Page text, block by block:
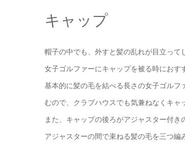
キャップ
帽子の中でも、外すと髪の乱れが目立って
女子ゴルファーにキャップを被る時におす
基本的に髪の毛を結べる長さの女子ゴル
むので、クラブハウスでも気兼ねなくキャ
また、キャップの後ろがアジャスター付
アジャスターの間で束ねる髪の毛を三つ